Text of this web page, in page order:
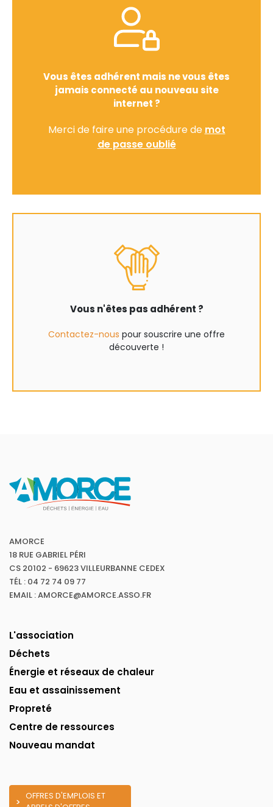
Vous êtes adhérent mais ne vous êtes
jamais connecté au nouveau site
internet ?
Merci de faire une procédure de mot
de passe oublié
Vous n'êtes pas adhérent ?
Contactez-nous pour souscrire une offre
découverte !
AMORCE
18 RUE GABRIEL PÉRI
CS 20102 - 69623 VILLEURBANNE CEDEX
TÉL : 04 72 74 09 77
EMAIL : AMORCE@AMORCE.ASSO.FR
L'association
Déchets
Énergie et réseaux de chaleur
Eau et assainissement
Propreté
Centre de ressources
Nouveau mandat
OFFRES D'EMPLOIS ET